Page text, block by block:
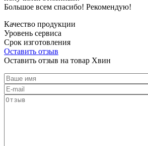
Большое всем спасибо! Рекомендую!
Качество продукции
Уровень сервиса
Срок изготовления
Оставить отзыв
Оставить отзыв на товар Хвин